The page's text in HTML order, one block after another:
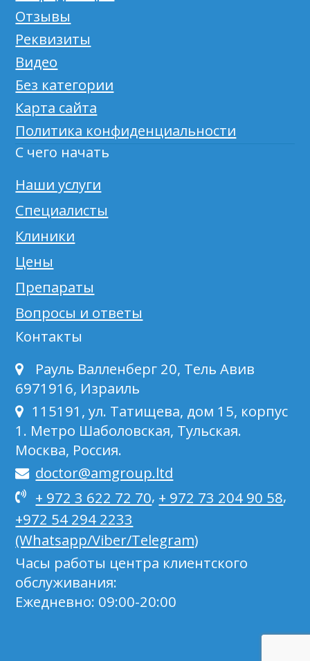
Отзывы
Реквизиты
Видео
Без категории
Карта сайта
Политика конфиденциальности
С чего начать
Наши услуги
Специалисты
Клиники
Цены
Препараты
Вопросы и ответы
Контакты
Рауль Валленберг 20, Тель Авив
6971916, Израиль
115191, ул. Татищева, дом 15, корпус
1. Метро Шаболовская, Тульская.
Москва, Россия.
doctor@amgroup.ltd
+ 972 3 622 72 70, + 972 73 204 90 58,
+972 54 294 2233
(Whatsapp/Viber/Telegram)
Часы работы центра клиентского
обслуживания:
Ежедневно: 09:00-20:00